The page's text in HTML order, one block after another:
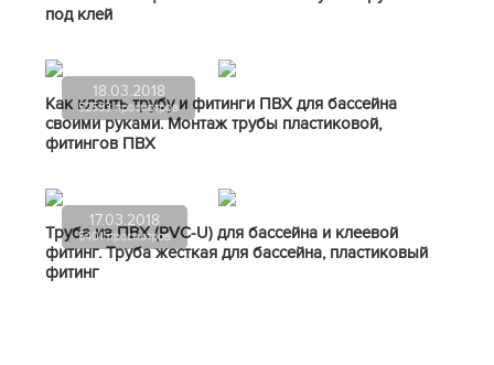
под клей
18.03.2018
52583 просмотров
Как клеить трубу и фитинги ПВХ для бассейна
своими руками. Монтаж трубы пластиковой,
фитингов ПВХ
17.03.2018
5401 просмотров
Труба из ПВХ (PVC-U) для бассейна и клеевой
фитинг. Труба жесткая для бассейна, пластиковый
фитинг